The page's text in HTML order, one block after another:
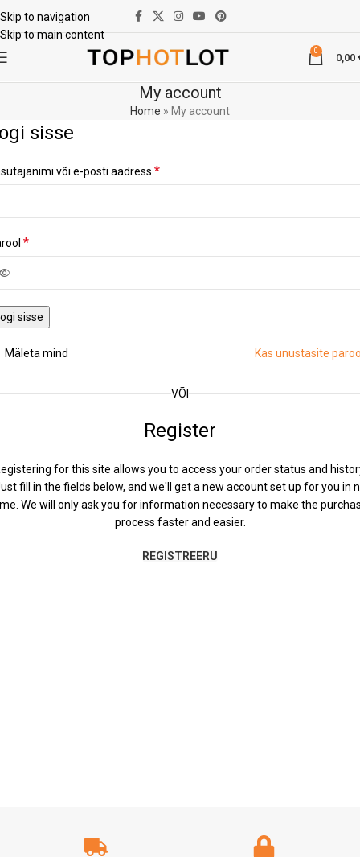
Skip to navigation
Skip to main content
0
0,00
My account
Home » My account
sisse
või e-posti aadress *
*
sisse
Kas unustasite
Mäleta mind
VÕI
Register
for this site allows you to access your order status and
fill in the fields below, and we'll get a new account set up for you in
We will only ask you for information necessary to make the
process faster and easier.
REGISTREERU